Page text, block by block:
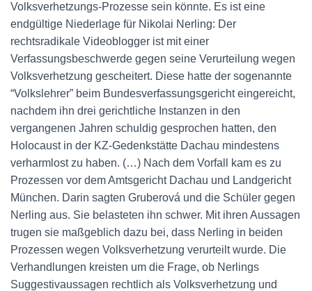
Volksverhetzungs-Prozesse sein könnte. Es ist eine
endgültige Niederlage für Nikolai Nerling: Der
rechtsradikale Videoblogger ist mit einer
Verfassungsbeschwerde gegen seine Verurteilung wegen
Volksverhetzung gescheitert. Diese hatte der sogenannte
“Volkslehrer” beim Bundesverfassungsgericht eingereicht,
nachdem ihn drei gerichtliche Instanzen in den
vergangenen Jahren schuldig gesprochen hatten, den
Holocaust in der KZ-Gedenkstätte Dachau mindestens
verharmlost zu haben. (…) Nach dem Vorfall kam es zu
Prozessen vor dem Amtsgericht Dachau und Landgericht
München. Darin sagten Gruberová und die Schüler gegen
Nerling aus. Sie belasteten ihn schwer. Mit ihren Aussagen
trugen sie maßgeblich dazu bei, dass Nerling in beiden
Prozessen wegen Volksverhetzung verurteilt wurde. Die
Verhandlungen kreisten um die Frage, ob Nerlings
Suggestivaussagen rechtlich als Volksverhetzung und